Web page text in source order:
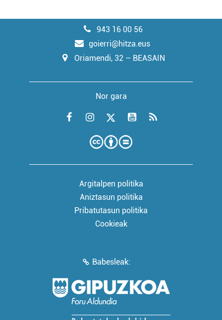
943 16 00 56
goierri@hitza.eus
Oriamendi, 32 – BEASAIN
Nor gara
Argitalpen politika
Aniztasun politika
Pribatutasun politika
Cookieak
Babesleak: